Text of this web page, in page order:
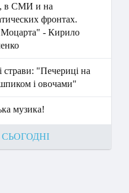
в СМИ и на
фронтах.
- Кирило
страви: "Печериці на
шпиком і овочами"
музика!